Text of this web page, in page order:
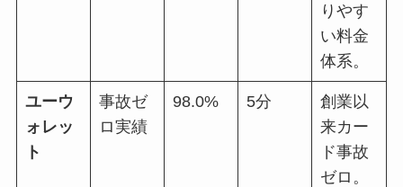
りやす
い料金
体系。
ユーウ
ォレッ
ト
事故ゼ
ロ実績
98.0% 5分
創業以
来カー
ド事故
ゼロ。